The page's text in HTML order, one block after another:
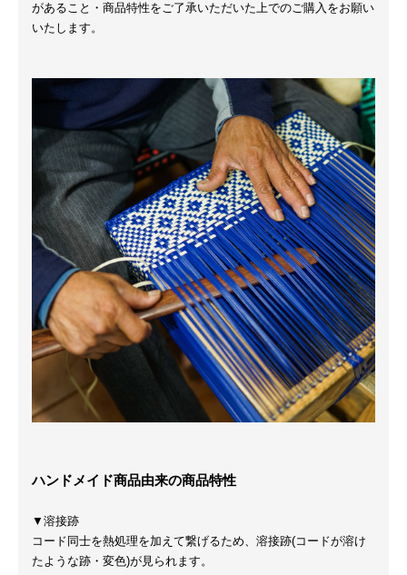
があること・商品特性をご了承いただいた上でのご購入をお願い
いたします。
ハンドメイド商品由来の商品特性
▼溶接跡
コード同士を熱処理を加えて繋げるため、溶接跡(コードが溶け
たような跡・変色)が見られます。